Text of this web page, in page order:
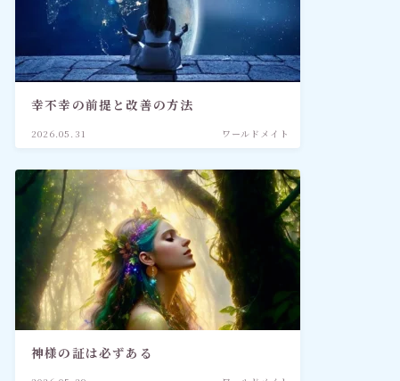
幸不幸の前提と改善の方法
2026.05.31 ワールドメイト
神様の証は必ずある